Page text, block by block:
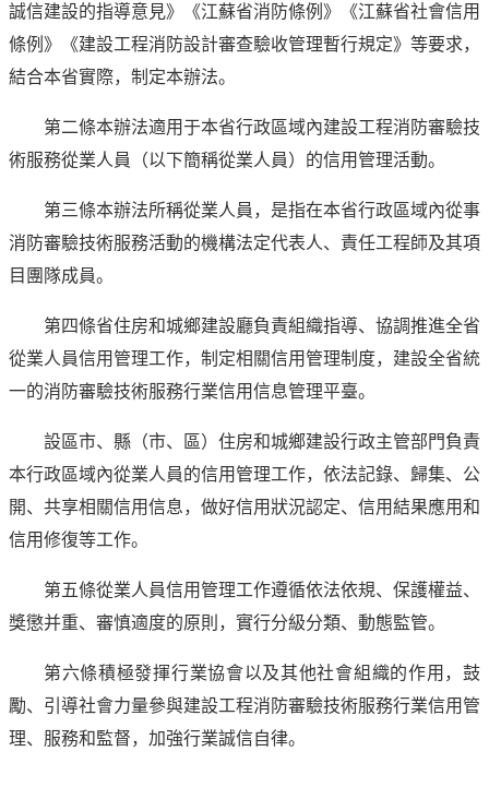
誠信建設的指導意見》《江蘇省消防條例》《江蘇省社會信用
條例》《建設工程消防設計審查驗收管理暫行規定》等要求，
結合本省實際，制定本辦法。
第二條本辦法適用于本省行政區域內建設工程消防審驗技
術服務從業人員（以下簡稱從業人員）的信用管理活動。
第三條本辦法所稱從業人員，是指在本省行政區域內從事
消防審驗技術服務活動的機構法定代表人、責任工程師及其項
目團隊成員。
第四條省住房和城鄉建設廳負責組織指導、協調推進全省
從業人員信用管理工作，制定相關信用管理制度，建設全省統
一的消防審驗技術服務行業信用信息管理平臺。
設區市、縣（市、區）住房和城鄉建設行政主管部門負責
本行政區域內從業人員的信用管理工作，依法記錄、歸集、公
開、共享相關信用信息，做好信用狀況認定、信用結果應用和
信用修復等工作。
第五條從業人員信用管理工作遵循依法依規、保護權益、
獎懲并重、審慎適度的原則，實行分級分類、動態監管。
第六條積極發揮行業協會以及其他社會組織的作用，鼓
勵、引導社會力量參與建設工程消防審驗技術服務行業信用管
理、服務和監督，加強行業誠信自律。